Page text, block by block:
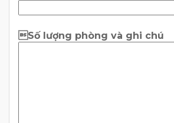
Số lượng phòng và ghi chú